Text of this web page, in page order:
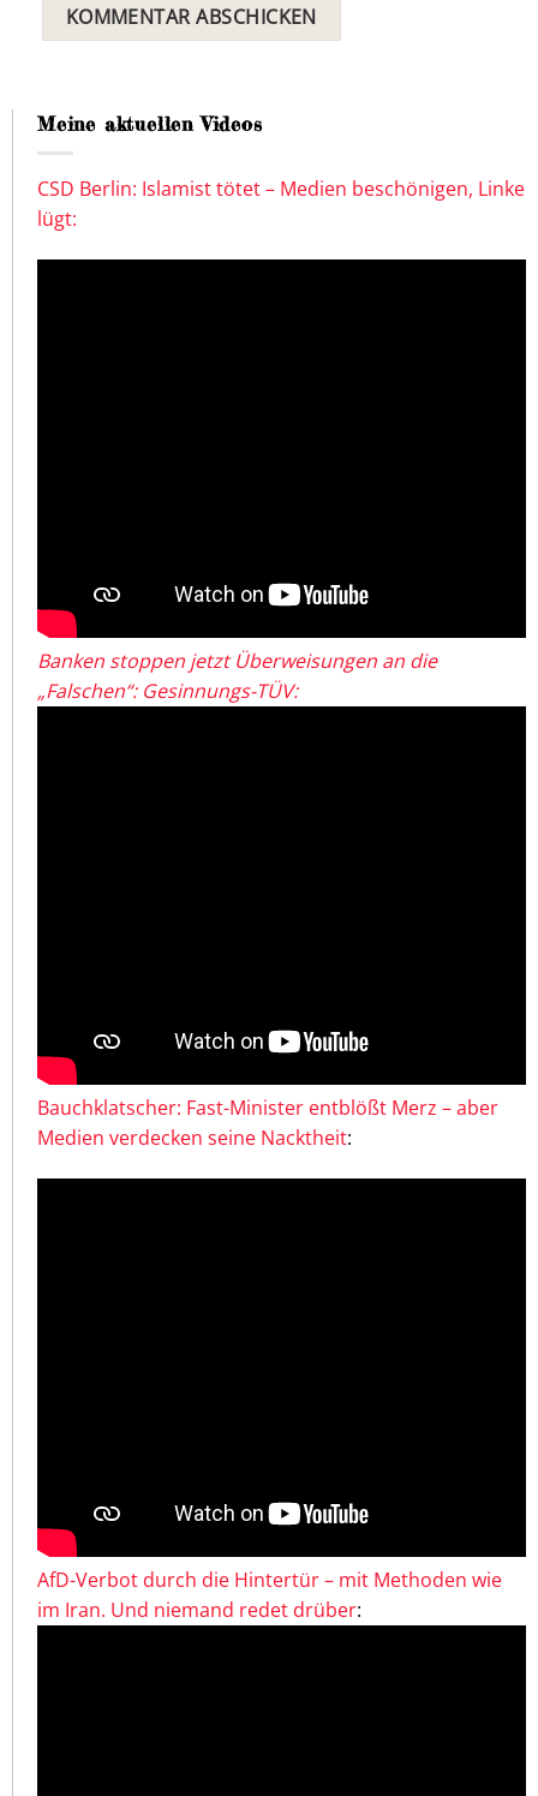
Meine aktuellen Videos
CSD Berlin: Islamist tötet – Medien beschönigen, Linke
lügt:
Banken stoppen jetzt Überweisungen an die
„Falschen“: Gesinnungs-TÜV:
Bauchklatscher: Fast-Minister entblößt Merz – aber
Medien verdecken seine Nacktheit:
AfD-Verbot durch die Hintertür – mit Methoden wie
im Iran. Und niemand redet drüber: